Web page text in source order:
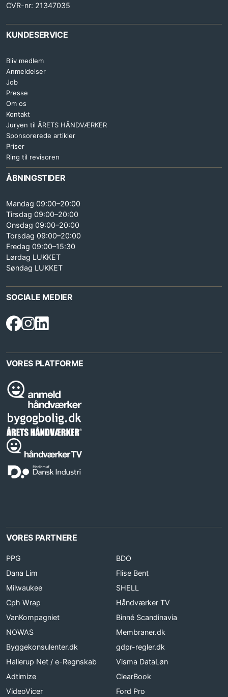
CVR-nr: 21347035
KUNDESERVICE
Bliv medlem
Anmeldelser
Job
Presse
Om os
Kontakt
Juryen til ÅRETS HÅNDVÆRKER
Sponsorerede artikler
Priser
Ring til revisoren
ÅBNINGSTIDER
Mandag 09:00–20:00
Tirsdag 09:00–20:00
Onsdag 09:00–20:00
Torsdag 09:00–20:00
Fredag 09:00–15:30
Lørdag LUKKET
Søndag LUKKET
SOCIALE MEDIER
VORES PLATFORME
VORES PARTNERE
PPG
BDO
Dana Lim
Flise Bent
Milwaukee
SHELL
Cph Wrap
Håndværker TV
VanKompagniet
Binné Scandinavia
NOWAS
Membraner.dk
Byggekonsulenter.dk
gdpr-regler.dk
Hallerup Net / e-Regnskab
Visma DataLøn
Adtimize
ClearBook
VideoVicer
Ford Pro